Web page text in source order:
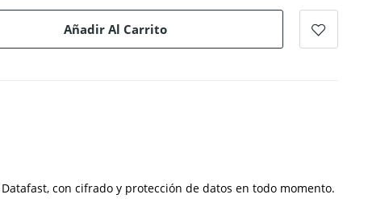
Añadir Al Carrito
con cifrado y protección de datos en todo momento.